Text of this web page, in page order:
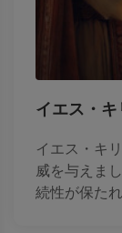
イエス・
イエス・キ
威を与えま
続性が保た